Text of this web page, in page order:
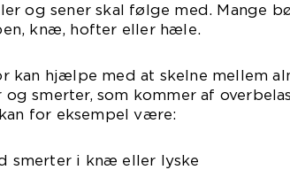
og sener skal følge med. Mange
knæ, hofter eller hæle.
kan hjælpe med at skelne mellem
smerter, som kommer af
for eksempel være:
smerter i knæ eller lyske